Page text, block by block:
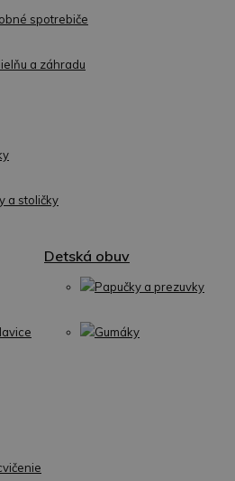
spotrebiče
a záhradu
a stoličky
Detská obuv
Papučky a prezuvky
Gumáky